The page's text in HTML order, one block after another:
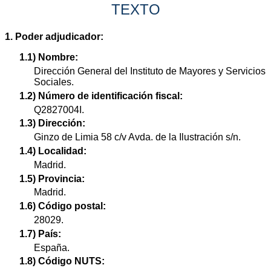
TEXTO
1. Poder adjudicador:
1.1) Nombre:
Dirección General del Instituto de Mayores y Servicios
Sociales.
1.2) Número de identificación fiscal:
Q2827004I.
1.3) Dirección:
Ginzo de Limia 58 c/v Avda. de la Ilustración s/n.
1.4) Localidad:
Madrid.
1.5) Provincia:
Madrid.
1.6) Código postal:
28029.
1.7) País:
España.
1.8) Código NUTS: